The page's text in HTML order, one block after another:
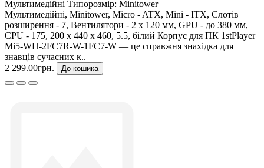
Мультимедійні Типорозмір: Minitower
Мультимедійні, Minitower, Micro - ATX, Mini - ITX, Слотів
розширення - 7, Вентилятори - 2 х 120 мм, GPU - до 380 мм,
CPU - 175, 200 х 440 х 460, 5.5, білий Корпус для ПК 1stPlayer
Mi5-WH-2FC7R-W-1FC7-W — це справжня знахідка для
знавців сучасних к..
2 299.00грн.
До кошика